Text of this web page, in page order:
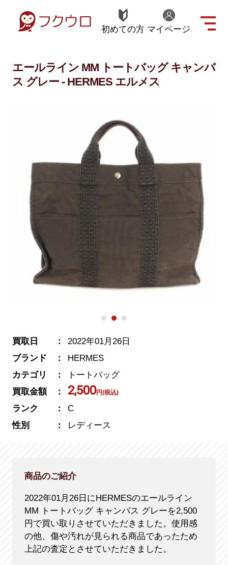
初めての方 マイページ
エールライン MM トートバッグ キャンバ
ス グレー - HERMES エルメス
買取日
2022年01月26日
ブランド
HERMES
カテゴリ
トートバッグ
買取金額
2,500円(税込)
ランク
C
性別
レディース
商品のご紹介
2022年01月26日にHERMESのエールライン
MM トートバッグ キャンバス グレーを2,500
円で買い取りさせていただきました。使用感
の他、傷や汚れが見られる商品であったため
上記の査定とさせていただきました。